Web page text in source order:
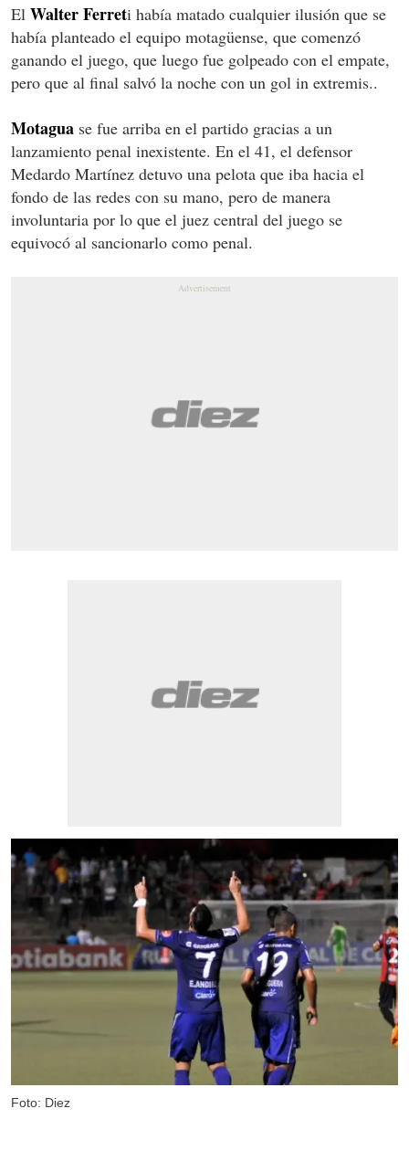
El Walter Ferreti había matado cualquier ilusión que se
había planteado el equipo motagüense, que comenzó
ganando el juego, que luego fue golpeado con el empate,
pero que al final salvó la noche con un gol in extremis..
Motagua se fue arriba en el partido gracias a un
lanzamiento penal inexistente. En el 41, el defensor
Medardo Martínez detuvo una pelota que iba hacia el
fondo de las redes con su mano, pero de manera
involuntaria por lo que el juez central del juego se
equivocó al sancionarlo como penal.
Foto: Diez